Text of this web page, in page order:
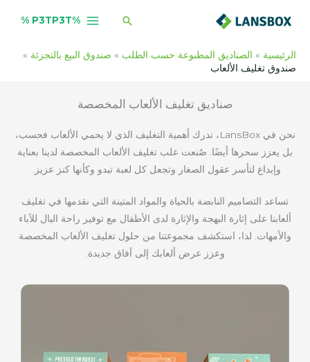
البحث %P3TP3T %
الرئيسية الصناديق المطبوعة حسب الطلب
صندوق البيع بالتجزئة
صندوق تغليف الألعاب
صناديق تغليف الألعاب المخصصة
نحن في LansBox، ندرك أهمية التغليف الذي لا يحمي الألعاب فحسب،
بل يعزز سحرها أيضًا. صُنعت علب تغليف الألعاب المخصصة لدينا بعناية
وإبداع لتأسر عقول الصغار وتجعل كل لعبة تبدو وكأنها كنز عزيز.
تساعد التصاميم النابضة بالحياة والمواد المتينة التي نقدمها في تغليف
ألعابنا على إثارة البهجة والإثارة لدى الأطفال مع توفير راحة البال للآباء
والأمهات. لذا، استكشف مجموعتنا من حلول تغليف الألعاب المخصصة
وعزز عرض ألعابك إلى آفاق جديدة.